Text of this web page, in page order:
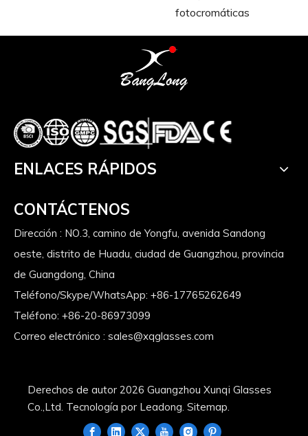
fotocromáticas
ENLACES RÁPIDOS
CONTÁCTENOS
Dirección : NO.3, camino de Yongfu, avenida Sandong
oeste, distrito de Huadu, ciudad de Guangzhou, provincia
de Guangdong, China
Teléfono/Skype/WhatsApp: +86-17765262649
Teléfono: +86-20-86973099
Correo electrónico : sales@xqglasses.com
Derechos de autor 2026 Guangzhou Xunqi Glasses
Co.,Ltd. Tecnología por Leadong Sitemap